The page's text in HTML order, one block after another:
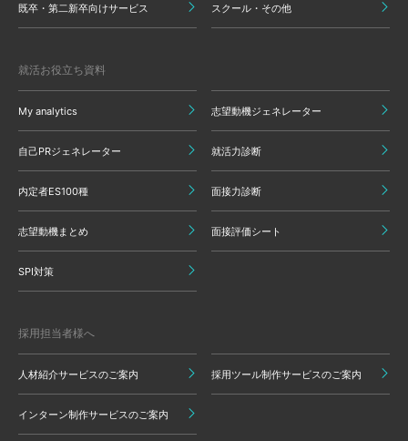
既卒・第二新卒向けサービス スクール・その他
就活お役立ち資料
My analytics 志望動機ジェネレーター
自己PRジェネレーター 就活力診断
内定者ES100種 面接力診断
志望動機まとめ 面接評価シート
SPI対策
採用担当者様へ
人材紹介サービスのご案内 採用ツール制作サービスのご案内
インターン制作サービスのご案内